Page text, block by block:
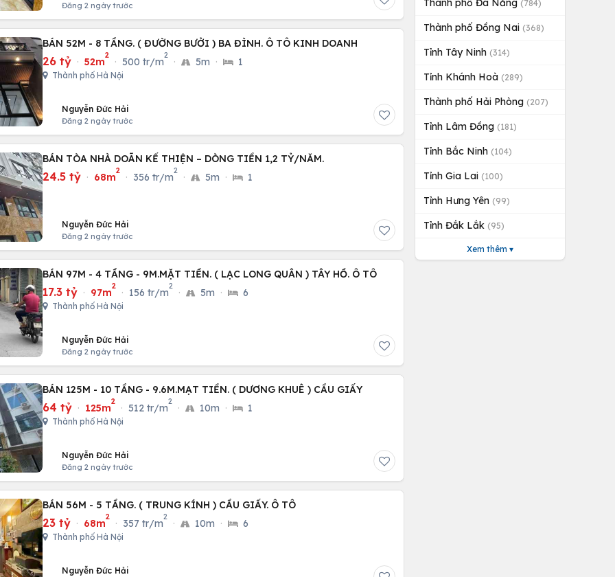
Đăng 2 ngày trước
BÁN 52M - 8 TẦNG. ( ĐƯỜNG BƯỞI ) BA ĐÌNH. Ô TÔ KINH DOANH
26 tỷ · 52m
2
· 500 tr/m
2
· 5m · 1
Thành phố Hà Nội
Nguyễn Đức Hải
Đăng 2 ngày trước
BÁN TÒA NHÀ DOÃN KẾ THIỆN – DÒNG TIỀN 1,2 TỶ/NĂM.
24.5 tỷ · 68m
2
· 356 tr/m
2
· 5m · 1
Nguyễn Đức Hải
Đăng 2 ngày trước
BÁN 97M - 4 TẦNG - 9M.MẶT TIỀN. ( LẠC LONG QUÂN ) TÂY HỒ. Ô TÔ
17.3 tỷ · 97m
2
· 156 tr/m
2
· 5m · 6
Thành phố Hà Nội
Nguyễn Đức Hải
Đăng 2 ngày trước
BÁN 125M - 10 TẦNG - 9.6M.MẠT TIỀN. ( DƯƠNG KHUÊ ) CẦU GIẤY
64 tỷ · 125m
2
· 512 tr/m
2
· 10m · 1
Thành phố Hà Nội
Nguyễn Đức Hải
Đăng 2 ngày trước
BÁN 56M - 5 TẦNG. ( TRUNG KÍNH ) CẦU GIẤY. Ô TÔ
23 tỷ · 68m
2
· 357 tr/m
2
· 10m · 6
Thành phố Hà Nội
Nguyễn Đức Hải
Thành phố Đà Nẵng (784)
Thành phố Đồng Nai (368)
Tỉnh Tây Ninh (314)
Tỉnh Khánh Hoà (289)
Thành phố Hải Phòng (207)
Tỉnh Lâm Đồng (181)
Tỉnh Bắc Ninh (104)
Tỉnh Gia Lai (100)
Tỉnh Hưng Yên (99)
Tỉnh Đắk Lắk (95)
Xem thêm ▾